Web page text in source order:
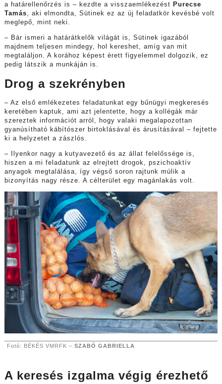
a határellenőrzés is – kezdte a visszaemlékezést Purecse
Tamás, aki elmondta, Sütinek ez az új feladatkör kevésbé volt
meglepő, mint neki.
– Bár ismeri a határátkelők világát is, Sütinek igazából
majdnem teljesen mindegy, hol kereshet, amíg van mit
megtaláljon. A korához képest érett figyelemmel dolgozik, ez
pedig látszik a munkáján is.
Drog a szekrényben
– Az első emlékezetes feladatunkat egy bűnügyi megkeresés
keretében kaptuk, ami azt jelentette, hogy a kollégák már
szereztek információt arról, hogy valaki megalapozottan
gyanúsítható kábítószer birtoklásával és árusításával – fejtette
ki a helyzetet a zászlós.
– Ilyenkor nagy a kutyavezető és az állat felelőssége is,
hiszen a mi feladatunk az elrejtett drogok, pszichoaktív
anyagok megtalálása, így végső soron rajtunk múlik a
bizonyítás nagy része. A célterület egy magánlakás volt.
Fotó: BÉKÉS VMRFK – SZABÓ GABRIELLA
A keresés izgalma végig érezhető